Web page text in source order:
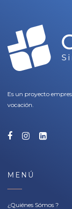
Es un proyecto
vocación.
MENÚ
¿Quiénes Sómos ?